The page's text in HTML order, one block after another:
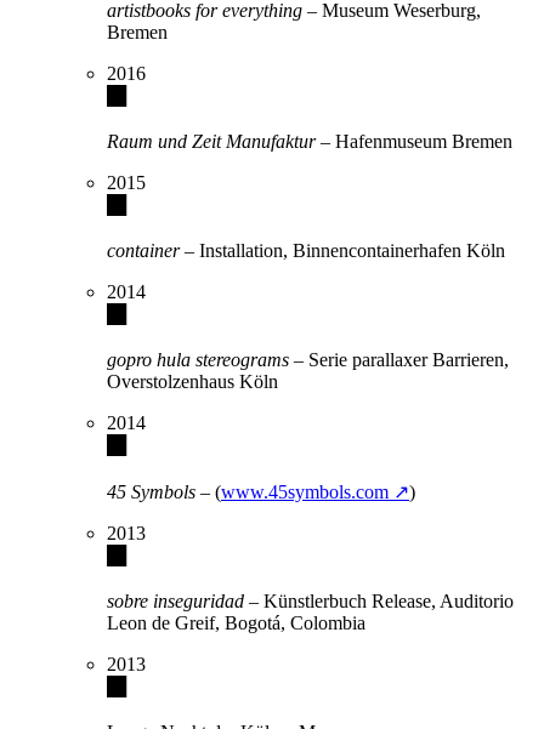
artistbooks for everything – Museum Weserburg,
Bremen
2016
Raum und Zeit Manufaktur– Hafenmuseum Bremen
2015
container– Installation, Binnencontainerhafen Köln
2014
gopro hula stereograms – Serie parallaxer Barrieren,
Overstolzenhaus Köln
2014
45 Symbols – (www.45symbols.com ↗)
2013
sobre inseguridad – Künstlerbuch Release, Auditorio
Leon de Greif, Bogotá, Colombia
2013